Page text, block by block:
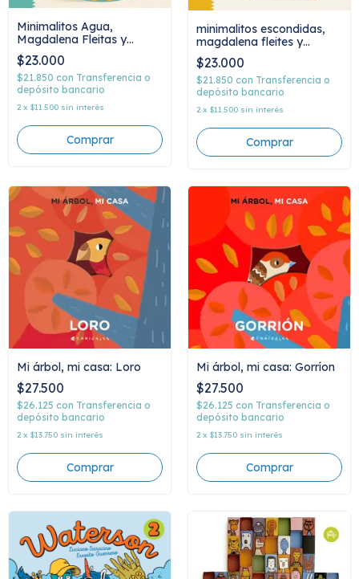
Minimalitos Agua,
Magdalena Fleitas y
Cristian Turdera
$23.000
$21.850 con Transferencia o
depósito bancario
2 x $11.500 sin interés
minimalitos escondidas,
magdalena fleites y
cristian turdera
$23.000
$21.850 con Transferencia o
depósito bancario
2 x $11.500 sin interés
Mi árbol, mi casa: Loro
$27.500
$26.125 con Transferencia o
depósito bancario
2 x $13.750 sin interés
Mi árbol, mi casa: Gorríon
$27.500
$26.125 con Transferencia o
depósito bancario
2 x $13.750 sin interés